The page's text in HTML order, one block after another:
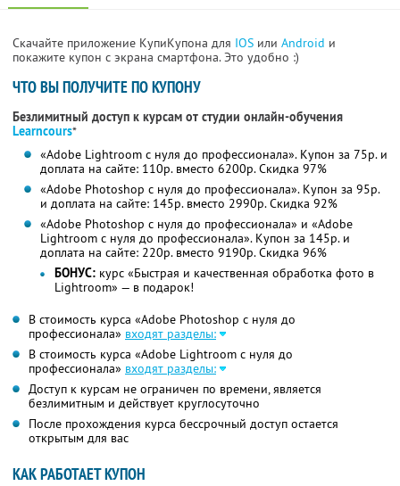
Скачайте приложение КупиКупона для IOS или Android и
покажите купон с экрана смартфона. Это удобно :)
ЧТО ВЫ ПОЛУЧИТЕ ПО КУПОНУ
Безлимитный доступ к курсам от студии онлайн-обучения
Learncours*
«Adobe Lightroom с нуля до профессионала». Купон за 75р. и
доплата на сайте: 110р. вместо 6200р.Скидка 97%
«Adobe Photoshop с нуля до профессионала». Купон за 95р.
и доплата на сайте: 145р. вместо 2990р.Скидка 92%
«Adobe Photoshop с нуля до профессионала» и «Adobe
Lightroom с нуля до профессионала». Купон за 145р. и
доплата на сайте: 220р. вместо 9190р.Скидка 96%
БОНУС:курс «Быстрая и качественная обработка фото в
Lightroom» — в подарок!
В стоимость курса «Adobe Photoshop с нуля до
профессионала» входят разделы:
В стоимость курса «Adobe Lightroom с нуля до
профессионала» входят разделы:
Доступ к курсам не ограничен по времени, является
безлимитным и действует круглосуточно
После прохождения курса бессрочный доступ остается
открытым для вас
КАК РАБОТАЕТ КУПОН